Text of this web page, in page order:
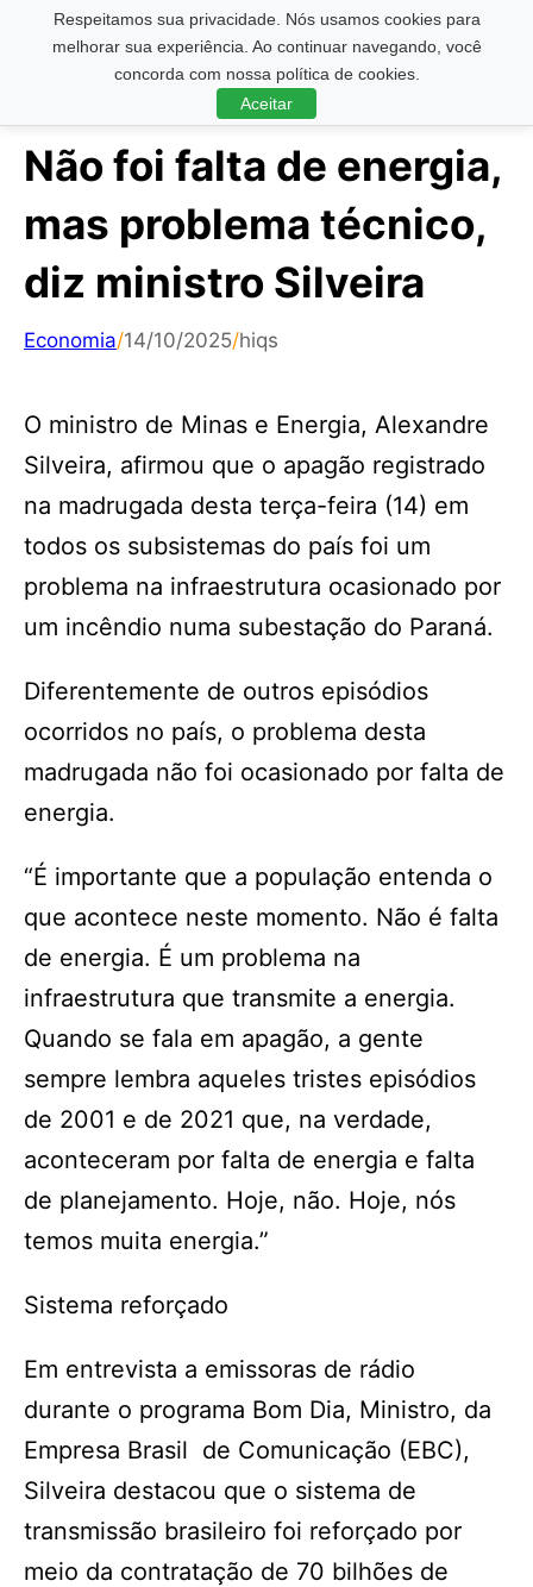
Respeitamos sua privacidade. Nós usamos cookies para
melhorar sua experiência. Ao continuar navegando, você
concorda com nossa política de cookies.
Aceitar
Pesquisar ...
Não foi falta de energia,
mas problema técnico,
diz ministro Silveira
Economia/14/10/2025/hiqs
O ministro de Minas e Energia, Alexandre
Silveira, afirmou que o apagão registrado
na madrugada desta terça-feira (14) em
todos os subsistemas do país foi um
problema na infraestrutura ocasionado por
um incêndio numa subestação do Paraná.
Diferentemente de outros episódios
ocorridos no país, o problema desta
madrugada não foi ocasionado por falta de
energia.
“É importante que a população entenda o
que acontece neste momento. Não é falta
de energia. É um problema na
infraestrutura que transmite a energia.
Quando se fala em apagão, a gente
sempre lembra aqueles tristes episódios
de 2001 e de 2021 que, na verdade,
aconteceram por falta de energia e falta
de planejamento. Hoje, não. Hoje, nós
temos muita energia.”
Sistema reforçado
Em entrevista a emissoras de rádio
durante o programa Bom Dia, Ministro, da
Empresa Brasil de Comunicação (EBC),
Silveira destacou que o sistema de
transmissão brasileiro foi reforçado por
meio da contratação de 70 bilhões de